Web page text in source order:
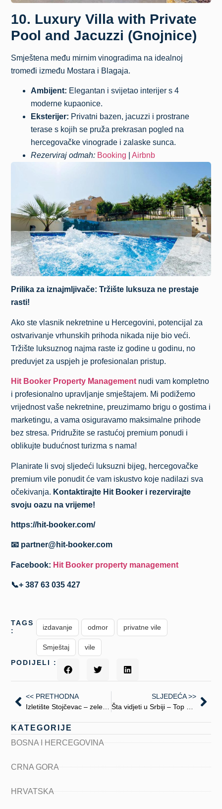
10. Luxury Villa with Private
Pool and Jacuzzi (Gnojnice)
Smještena među mirnim vinogradima na idealnoj
tromeđi između Mostara i Blagaja.
Ambijent: Elegantan i svijetao interijer s 4
moderne kupaonice.
Eksterijer: Privatni bazen, jacuzzi i prostrane
terase s kojih se pruža prekrasan pogled na
hercegovačke vinograde i zalaske sunca.
Rezerviraj odmah: Booking |Airbnb
Prilika za iznajmljivače: Tržište luksuza ne prestaje
rasti!
Ako ste vlasnik nekretnine u Hercegovini, potencijal za
ostvarivanje vrhunskih prihoda nikada nije bio veći.
Tržište luksuznog najma raste iz godine u godinu, no
preduvjet za uspjeh je profesionalan pristup.
Hit Booker Property Management nudi vam kompletno
i profesionalno upravljanje smještajem. Mi podižemo
vrijednost vaše nekretnine, preuzimamo brigu o gostima i
marketingu, a vama osiguravamo maksimalne prihode
bez stresa. Pridružite se rastućoj premium ponudi i
oblikujte budućnost turizma s nama!
Planirate li svoj sljedeći luksuzni bijeg, hercegovačke
premium vile ponudit će vam iskustvo koje nadilazi sva
očekivanja. Kontaktirajte Hit Booker i rezervirajte
svoju oazu na vrijeme!
https://hit-booker.com/
📧 partner@hit-booker.com
Facebook: Hit Booker property management
📞+ 387 63 035 427
TAGS
:
izdavanje odmor privatne vile
Smještaj
vile
PODIJELI :
<< PRETHODNA
SLJEDEĆA >>
KATEGORIJE
BOSNA I HERCEGOVINA
CRNA GORA
HRVATSKA